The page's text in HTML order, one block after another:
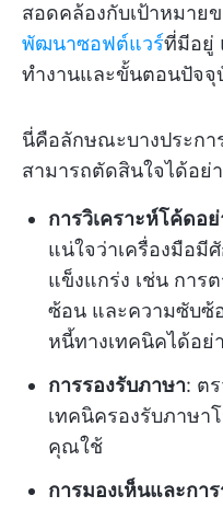
สอดคล้องกับเป้าหมา
พัฒนาซอฟต์แวร์ที่มีอยู่
ทำงานและขั้นตอนปัจ
นี่คือลักษณะบางประก
สามารถตัดสินใจได้อย่
การวิเคราะห์โค้ดอ
แน่ใจว่าเครื่องมือมี
แข็งแกร่ง เช่น การ
ซ้อน และความซับซ้
หนี้ทางเทคนิคได้อย่
การรองรับภาษา: ต
เทคนิครองรับภาษ
คุณใช้
การมองเห็นและกา